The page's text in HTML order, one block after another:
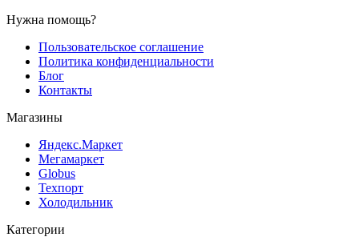
Нужна помощь?
Пользовательское соглашение
Политика конфиденциальности
Блог
Контакты
Магазины
Яндекс.Маркет
Мегамаркет
Globus
Техпорт
Холодильник
Категории